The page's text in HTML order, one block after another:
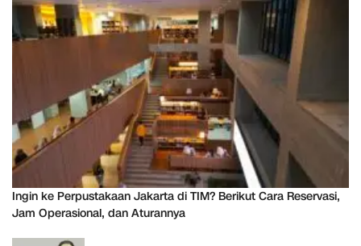
Ingin ke Perpustakaan Jakarta di TIM? Berikut Cara Reservasi,
Jam Operasional, dan Aturannya